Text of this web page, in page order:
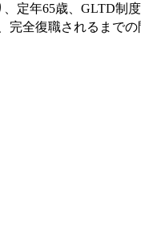
定年65歳、GLTD制
全復職されるまで